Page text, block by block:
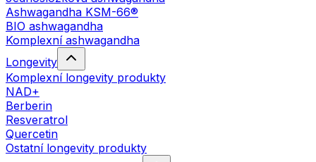
Ashwagandha KSM-66®
BIO ashwagandha
Komplexní ashwagandha
Longevity
Komplexní longevity produkty
NAD+
Berberin
Resveratrol
Quercetin
Ostatní longevity produkty